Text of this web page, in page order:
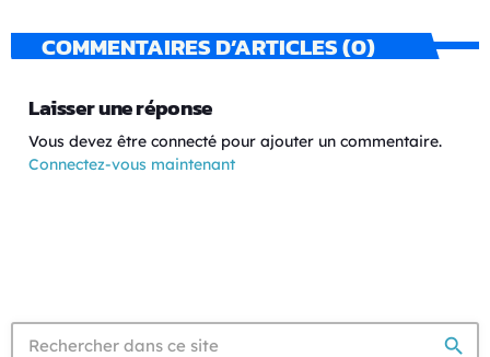
COMMENTAIRES D’ARTICLES (0)
Laisser une réponse
Vous devez être connecté pour ajouter un commentaire.
Connectez-vous maintenant
search